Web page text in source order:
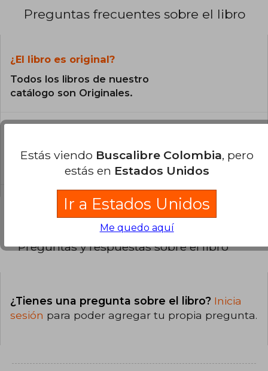
Preguntas frecuentes sobre el libro
¿El libro es original?
Todos los libros de nuestro
catálogo son Originales.
La encuadernación de esta edición es Tapa
Preguntas y respuestas sobre el libro
¿Tienes una pregunta sobre el libro? Inicia
sesión para poder agregar tu propia pregunta.
Estás viendo Buscalibre Colombia, pero
estás en Estados Unidos
Ir a Estados Unidos
Me quedo aquí